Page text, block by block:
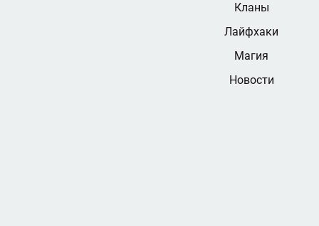
Кланы
Лайфхаки
Магия
Новости